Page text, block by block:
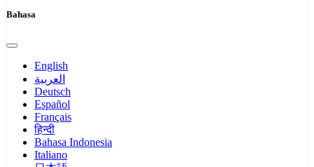
Bahasa
English
العربية
Deutsch
Español
Français
हिन्दी
Bahasa Indonesia
Italiano